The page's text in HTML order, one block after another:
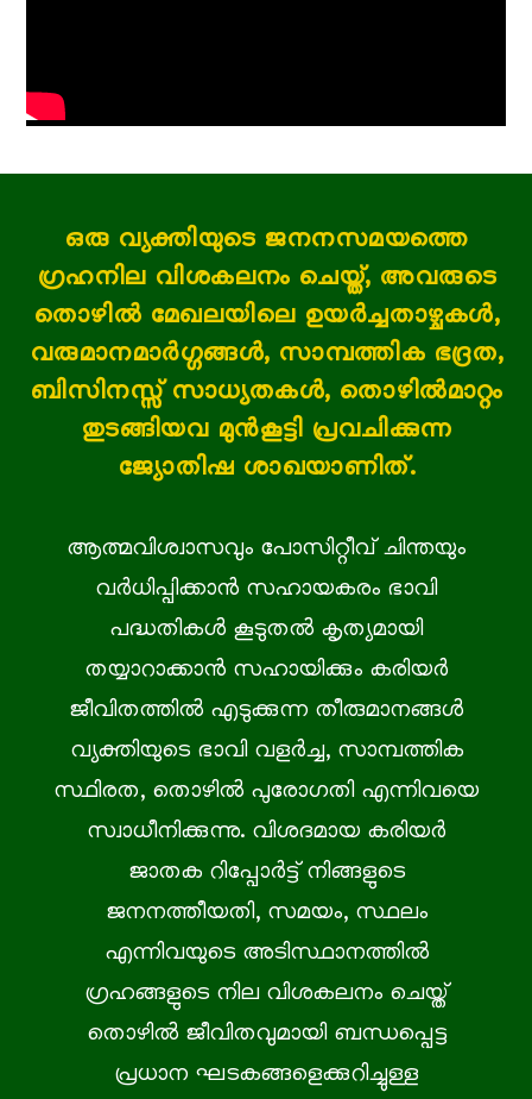
ഒരു വ്യക്തിയുടെ ജനനസമയത്തെ
ഗ്രഹനില വിശകലനം ചെയ്ത്, അവരുടെ
തൊഴിൽ മേഖലയിലെ ഉയർച്ചതാഴ്ചകൾ,
വരുമാനമാർഗ്ഗങ്ങൾ, സാമ്പത്തിക ഭദ്രത,
ബിസിനസ്സ് സാധ്യതകൾ, തൊഴിൽമാറ്റം
തുടങ്ങിയവ മുൻകൂട്ടി പ്രവചിക്കുന്ന
ജ്യോതിഷ ശാഖയാണിത്.
ആത്മവിശ്വാസവും പോസിറ്റീവ് ചിന്തയും
വർധിപ്പിക്കാൻ സഹായകരം ഭാവി
പദ്ധതികൾ കൂടുതൽ കൃത്യമായി
തയ്യാറാക്കാൻ സഹായിക്കും കരിയർ
ജീവിതത്തിൽ എടുക്കുന്ന തീരുമാനങ്ങൾ
വ്യക്തിയുടെ ഭാവി വളർച്ച, സാമ്പത്തിക
സ്ഥിരത, തൊഴിൽ പുരോഗതി എന്നിവയെ
സ്വാധീനിക്കുന്നു. വിശദമായ കരിയർ
ജാതക റിപ്പോർട്ട് നിങ്ങളുടെ
ജനനത്തീയതി, സമയം, സ്ഥലം
എന്നിവയുടെ അടിസ്ഥാനത്തിൽ
ഗ്രഹങ്ങളുടെ നില വിശകലനം ചെയ്ത്
തൊഴിൽ ജീവിതവുമായി ബന്ധപ്പെട്ട
പ്രധാന ഘടകങ്ങളെക്കുറിച്ചുള്ള